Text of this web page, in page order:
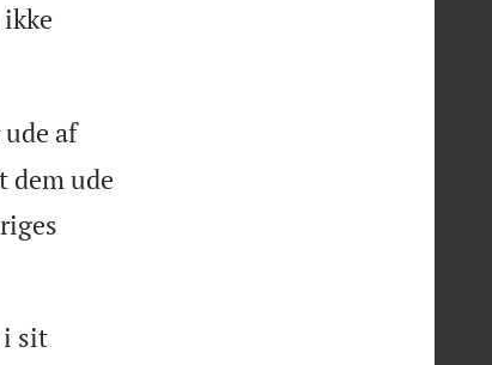
af
dem ude
i sit